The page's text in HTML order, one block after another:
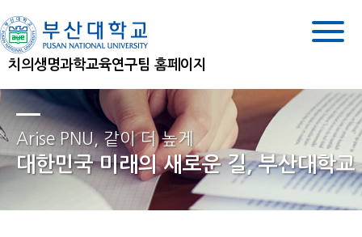
치의생명과학교육연구팀 홈페이지
Arise PNU, 같이 더 높게
대한민국 미래의 새로운 길, 부산대학교